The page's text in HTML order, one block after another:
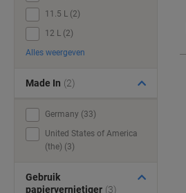
11.5 L (2)
12 L (2)
Alles weergeven
Made In (2)
Germany (33)
United States of America
(the) (3)
Gebruik
papiervernietiger (3)